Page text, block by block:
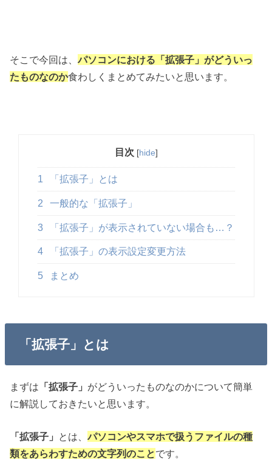
そこで今回は、パソコンにおける「拡張子」がどういっ
たものなのか食わしくまとめてみたいと思います。
目次 [hide]
1 「拡張子」とは
2 一般的な「拡張子」
3 「拡張子」が表示されていない場合も…？
4 「拡張子」の表示設定変更方法
5 まとめ
「拡張子」とは
まずは 「拡張子」 がどういったものなのかについて簡単
に解説しておきたいと思います。
「拡張子」 とは、パソコンやスマホで扱うファイルの種
類をあらわすための文字列のことです。